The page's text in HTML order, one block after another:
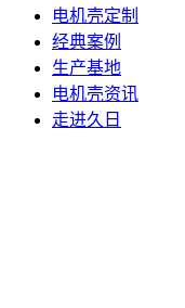
电机壳定制
经典案例
生产基地
电机壳资讯
走进久日